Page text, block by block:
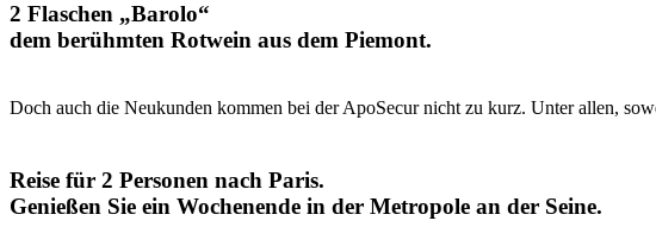
2 Flaschen „Barolo“
dem berühmten Rotwein aus dem Piemont.
Doch auch die Neukunden kommen bei der ApoSecur nicht zu kurz. Unter allen,
Reise für 2 Personen nach Paris.
Genießen Sie ein Wochenende in der Metropole an der Seine.